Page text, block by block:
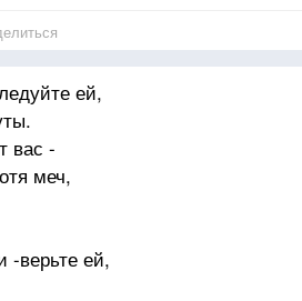
ей,
вас -
меч,
-верьте ей,
ваши мечты,